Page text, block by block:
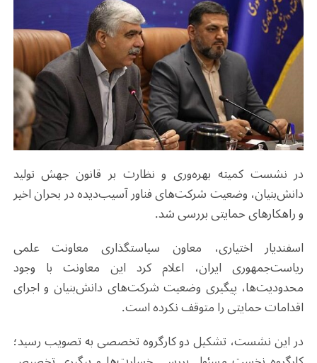
در نشست کمیته بهره‌وری و نظارت بر قانون جهش تولید
دانش‌بنیان، وضعیت شرکت‌های فناور آسیب‌دیده در بحران اخیر
و راهکارهای حمایتی بررسی شد.
اسفندیار اختیاری، معاون سیاستگذاری معاونت علمی
ریاست‌جمهوری ایران، اعلام کرد این معاونت با وجود
محدودیت‌ها، پیگیری وضعیت شرکت‌های دانش‌بنیان و اجرای
اقدامات حمایتی را متوقف نکرده است.
در این نشست، تشکیل دو کارگروه تخصصی به تصویب رسید؛